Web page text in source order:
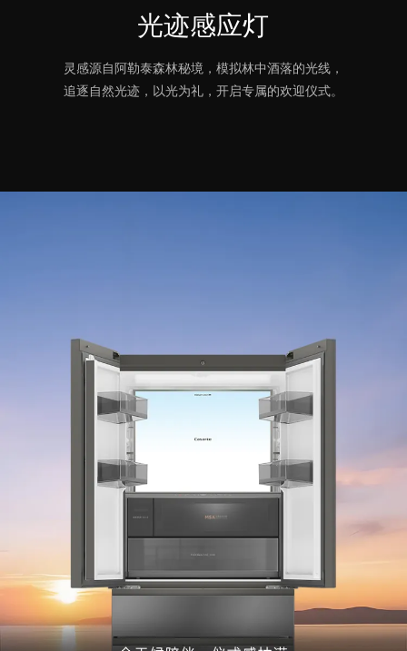
光迹感应灯
灵感源自阿勒泰森林秘境，模拟林中酒落的光线，
追逐自然光迹，以光为礼，开启专属的欢迎仪式。